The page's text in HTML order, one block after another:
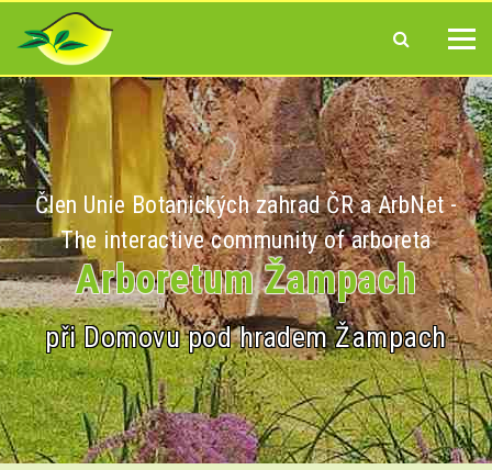
Člen Unie Botanických zahrad ČR a ArbNet -
The interactive community of arboreta
Arboretum Žampach
při Domovu pod hradem Žampach